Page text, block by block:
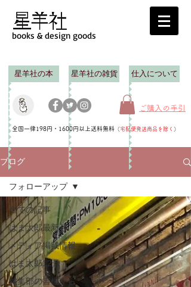
books & design goods
星羊社の本 星羊社の雑貨 仕入について
ご購入の手引
全国一律198円・1600円以上送料無料 （宅配便発送商品を除く ）
ブログ
全ての記事
はま太郎最新号
メディア掲載情報
はま太郎12号
編集部の書棚から
フォローアップ